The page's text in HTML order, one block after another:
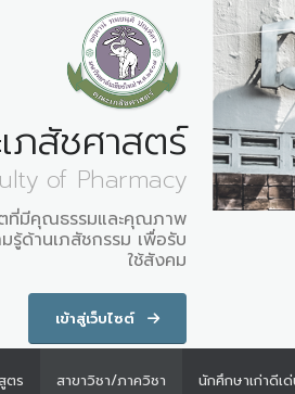
ภสัชศาสตร์
of Pharmacy
ที่มีคุณธรรมและคุณภาพ
รู้ด้านเภสัชกรรม เพื่อรับ
ใช้สังคม
เข้าสู่เว็บไซต์
ตร สาขาวิชา/ภาควิชา นักศึกษาเก่าดีเ